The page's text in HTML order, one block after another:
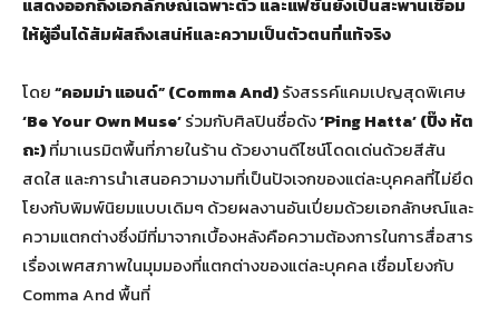
ให้ผู้อื่นได้สัมผัสถึงเสน่ห์และความเป็นตัวตนที่แท้จริง
โดย“คอมม่า แอนด์” (Comma And)รังสรรค์แคมเปญสุดพิเศษ
‘Be Your Own Muse’ร่วมกับศิลปินชื่อดัง‘Ping Hatta’ (ปิ๊ง หัต
ถะ)ที่มาเนรมิตพื้นที่ภายในร้าน ด้วยงานดีไซน์โดดเด่นด้วยสีสัน
สดใส และการนำเสนอความงามที่เป็นปัจเจกของแต่ละบุคคลที่ไม่ยึด
โยงกับพิมพ์นิยมแบบเดิมๆ ด้วยผลงานอันเปี่ยมด้วยเอกลักษณ์และ
ความแตกต่างซึ่งมีที่มาจากเบื้องหลังคือความต้องการในการสื่อสาร
เรื่องเพศสภาพในมุมมองที่แตกต่างของแต่ละบุคคล เชื่อมโยงกับ
Comma And พื้นที่